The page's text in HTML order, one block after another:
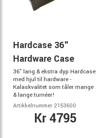
Hardcase 36"
Hardware Case
36" lang & ekstra dyp Hardcase
med hjul til hardware -
Kalaskvalitet som tåler mange
& lange turnéer!
Artikkelnummer 2153600
Kr 4795